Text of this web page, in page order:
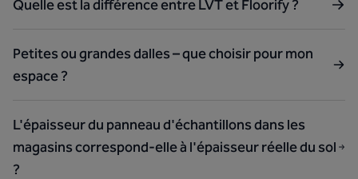
Quelle est la différence entre LVT et Floorify ?
Petites ou grandes dalles – que choisir pour mon
espace ?
L'épaisseur du panneau d'échantillons dans les
magasins correspond-elle à l'épaisseur réelle du sol
?